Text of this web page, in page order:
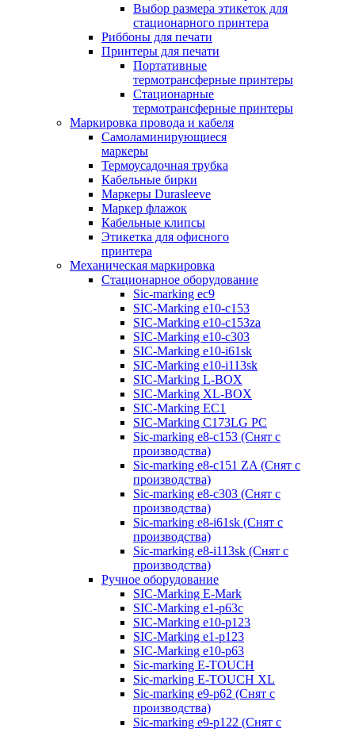
Выбор размера этикеток для
стационарного принтера
Риббоны для печати
Принтеры для печати
Портативные
термотрансферные принтеры
Стационарные
термотрансферные принтеры
Маркировка провода и кабеля
Самоламинирующиеся
маркеры
Термоусадочная трубка
Кабельные бирки
Маркеры Durasleeve
Маркер флажок
Кабельные клипсы
Этикетка для офисного
принтера
Механическая маркировка
Стационарное оборудование
Sic-marking ec9
SIC-Marking e10-c153
SIC-Marking e10-c153za
SIC-Marking e10-c303
SIC-Marking e10-i61sk
SIC-Marking e10-i113sk
SIC-Marking L-BOX
SIC-Marking XL-BOX
SIC-Marking EC1
SIC-Marking C173LG PC
Sic-marking e8-c153 (Снят с
производства)
Sic-marking e8-c151 ZA (Снят с
производства)
Sic-marking e8-c303 (Снят с
производства)
Sic-marking e8-i61sk (Снят с
производства)
Sic-marking e8-i113sk (Снят с
производства)
Ручное оборудование
SIC-Marking E-Mark
SIC-Marking e1-p63с
SIC-Marking e10-p123
SIC-Marking e1-p123
SIC-Marking e10-p63
Sic-marking E-TOUCH
Sic-marking E-TOUCH XL
Sic-marking e9-p62 (Снят с
производства)
Sic-marking e9-p122 (Снят с